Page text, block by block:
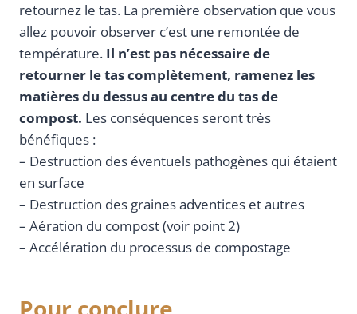
retournez le tas. La première observation que vous
allez pouvoir observer c’est une remontée de
température. Il n’est pas nécessaire de
retourner le tas complètement, ramenez les
matières du dessus au centre du tas de
compost. Les conséquences seront très
bénéfiques :
– Destruction des éventuels pathogènes qui étaient
en surface
– Destruction des graines adventices et autres
– Aération du compost (voir point 2)
– Accélération du processus de compostage